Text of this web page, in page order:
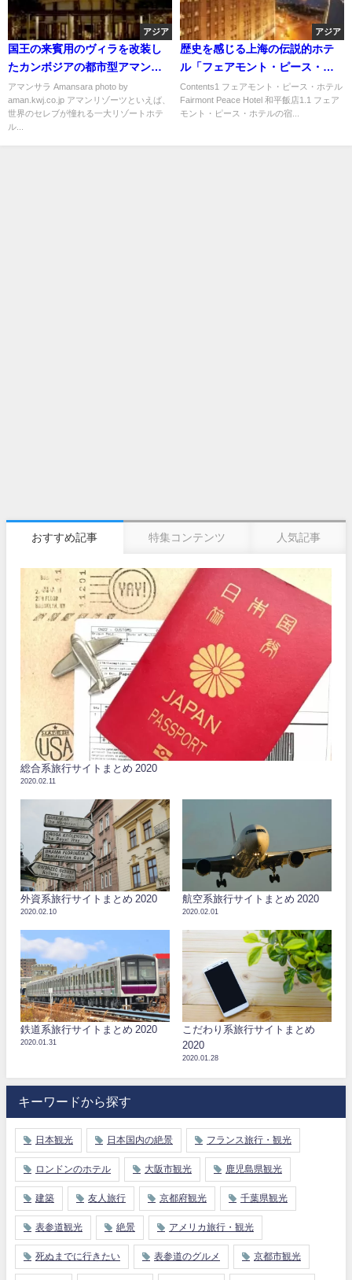
アジア
国王の来賓用のヴィラを改装し
たカンボジアの都市型アマンリ
ゾート「アマンサラ」
アマンサラ Amansara photo by
aman.kwj.co.jp アマンリゾーツといえば、
世界のセレブが憧れる一大リゾートホテ
ル...
アジア
歴史を感じる上海の伝説的ホテ
ル「フェアモント・ピース・ホ
テル」
Contents1 フェアモント・ピース・ホテル
Fairmont Peace Hotel 和平飯店1.1 フェア
モント・ピース・ホテルの宿...
おすすめ記事 特集コンテンツ 人気記事
総合系旅行サイトまとめ 2020
2020.02.11
外資系旅行サイトまとめ 2020
2020.02.10
航空系旅行サイトまとめ 2020
2020.02.01
鉄道系旅行サイトまとめ 2020
2020.01.31
こだわり系旅行サイトまとめ
2020
2020.01.28
キーワードから探す
日本観光 日本国内の絶景 フランス旅行・観光
ロンドンのホテル 大阪市観光 鹿児島県観光
建築 友人旅行 京都府観光 千葉県観光
表参道観光 絶景 アメリカ旅行・観光
死ぬまでに行きたい 表参道のグルメ 京都市観光